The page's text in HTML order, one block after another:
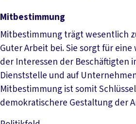
Mitbestimmung
Mitbestimmung trägt wesentlich
Guter Arbeit bei. Sie sorgt für
der Interessen der Beschäftigten
Dienststelle und auf
Mitbestimmung ist somit
demokratischere Gestaltung der